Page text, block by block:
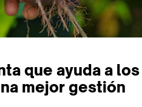
que ayuda a los
mejor gestión